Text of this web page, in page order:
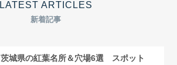
LATEST ARTICLES
新着記事
茨城県の紅葉名所＆穴場6選 スポット